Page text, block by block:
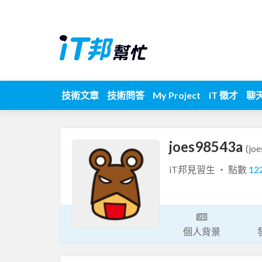
技術文章 技術問答 My Project iT 徵才 聊
joes98543a
iT邦見習生 ‧ 點數
個人背景